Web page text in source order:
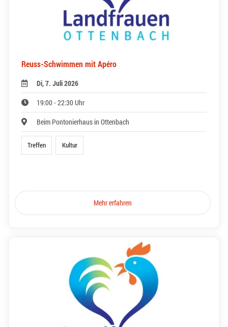
Reuss-Schwimmen mit Apéro
Di, 7. Juli 2026
19:00 - 22:30 Uhr
Beim Pontonierhaus in Ottenbach
Treffen Kultur
Mehr erfahren